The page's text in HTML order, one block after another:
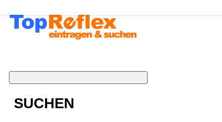
SUCHEN